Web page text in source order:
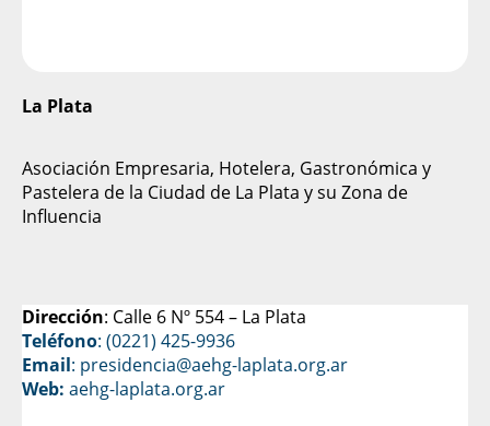
La Plata
Asociación Empresaria, Hotelera, Gastronómica y
Pastelera de la Ciudad de La Plata y su Zona de
Influencia
Dirección: Calle 6 Nº 554 – La Plata
Teléfono: (0221) 425-9936
Email: presidencia@aehg-laplata.org.ar
Web: aehg-laplata.org.ar